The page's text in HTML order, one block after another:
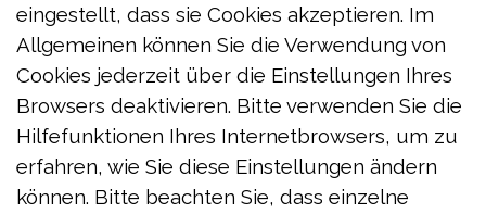
eingestellt, dass sie Cookies akzeptieren. Im
Allgemeinen können Sie die Verwendung von
Cookies jederzeit über die Einstellungen Ihres
Browsers deaktivieren. Bitte verwenden Sie die
Hilfefunktionen Ihres Internetbrowsers, um zu
erfahren, wie Sie diese Einstellungen ändern
können. Bitte beachten Sie, dass einzelne